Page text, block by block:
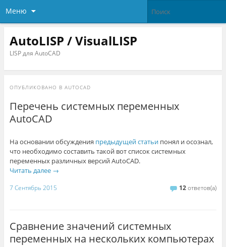
Меню
AutoLISP / VisualLISP
LISP для AutoCAD
ОПУБЛИКОВАНО В AUTOCAD
Перечень системных переменных
AutoCAD
На основании обсуждения предыдущей статьипонял и осознал,
что необходимо составить такой вот список системных
переменных различных версий AutoCAD.
Читать далее →
7 Сентябрь 2015 12ответов(а)
Сравнение значений системных
переменных на нескольких компьютерах